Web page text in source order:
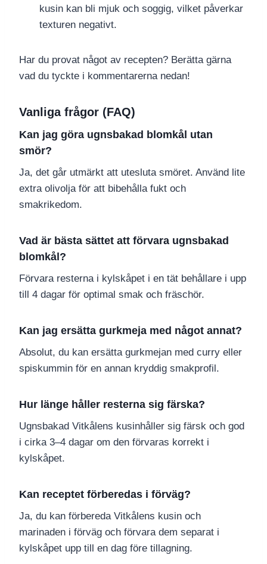
kusin kan bli mjuk och soggig, vilket påverkar
texturen negativt.
Har du provat något av recepten? Berätta gärna
vad du tyckte i kommentarerna nedan!
Vanliga frågor (FAQ)
Kan jag göra ugnsbakad blomkål utan
smör?
Ja, det går utmärkt att utesluta smöret. Använd lite
extra olivolja för att bibehålla fukt och
smakrikedom.
Vad är bästa sättet att förvara ugnsbakad
blomkål?
Förvara resterna i kylskåpet i en tät behållare i upp
till 4 dagar för optimal smak och fräschör.
Kan jag ersätta gurkmeja med något annat?
Absolut, du kan ersätta gurkmejan med curry eller
spiskummin för en annan kryddig smakprofil.
Hur länge håller resterna sig färska?
Ugnsbakad Vitkålens kusinhåller sig färsk och god
i cirka 3–4 dagar om den förvaras korrekt i
kylskåpet.
Kan receptet förberedas i förväg?
Ja, du kan förbereda Vitkålens kusin och
marinaden i förväg och förvara dem separat i
kylskåpet upp till en dag före tillagning.